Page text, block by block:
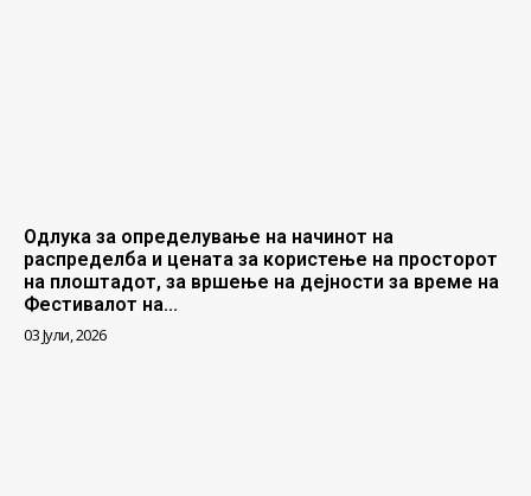
Одлука за определување на начинот на
распределба и цената за користење на просторот
на плоштадот, за вршење на дејности за време на
Фестивалот на...
03 Јули, 2026